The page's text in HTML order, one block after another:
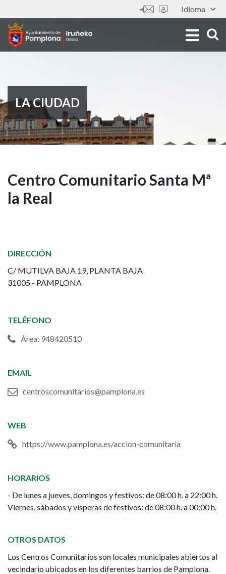
al
contenido
principal
Idioma
Tools
LA CIUDAD
Centro
Comunitario
Mª
la
Real
Centro Comunitario Santa Mª
la Real
DIRECCIÓN
C/ MUTILVA BAJA 19, PLANTA BAJA
31005 - PAMPLONA
TELÉFONO
Área: 948420510
EMAIL
centroscomunitarios@pamplona.es
WEB
https://www.pamplona.es/accion-comunitaria
HORARIOS
- De lunes a jueves, domingos y festivos: de 08:00 h. a 22:00 h.
Viernes, sábados y vísperas de festivos: de 08:00 h. a 00:00 h.
OTROS DATOS
Los Centros Comunitarios son locales municipales abiertos al
vecindario ubicados en los diferentes barrios de Pamplona.